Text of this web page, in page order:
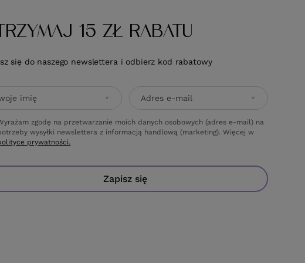
15 ZŁ RABATU
się do naszego newslettera i odbierz kod rabatowy
imię Adres e-mail
zgodę na przetwarzanie moich danych osobowych (adres e-mail) na
wysyłki newslettera z informacją handlową (marketing). Więcej w
prywatności.
Zapisz się